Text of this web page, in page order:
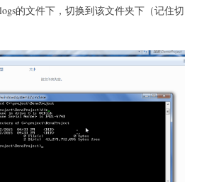
的文件下，切换到该文件夹下（记住切